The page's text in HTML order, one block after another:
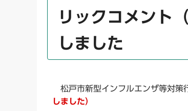
リックコメント
しました
松戸市新型インフルエンザ等対策
しました）